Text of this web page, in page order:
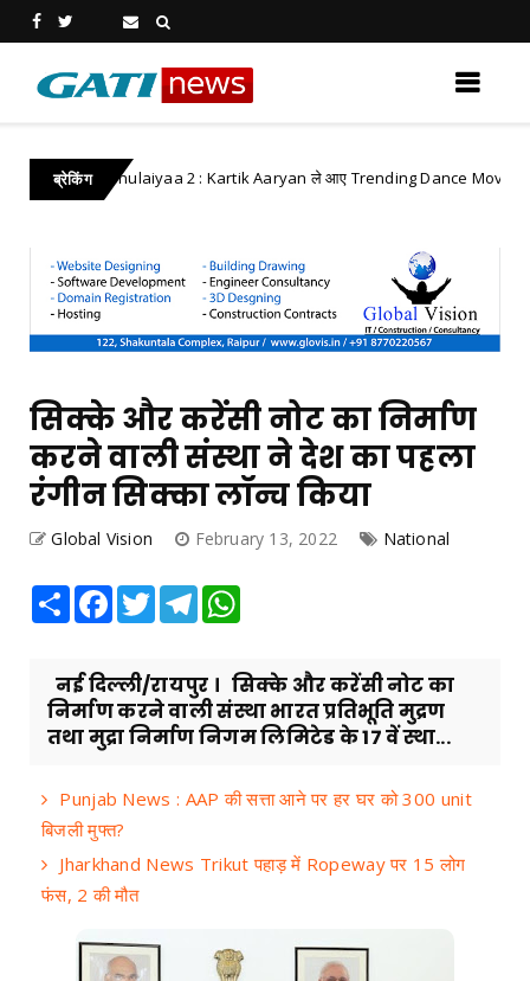
ब्रेकिंग
Bhool Bhulaiyaa 2 : Kartik Aaryan ले आए Trending Dance Move
सिक्के और करेंसी नोट का निर्माण
करने वाली संस्था ने देश का पहला
रंगीन सिक्का लॉन्च किया
Global Vision February 13, 2022 National
Share Facebook
TwitterTelegram
नई दिल्ली/रायपुर । सिक्के और करेंसी नोट का
निर्माण करने वाली संस्था भारत प्रतिभूति मुद्रण
तथा मुद्रा निर्माण निगम लिमिटेड के 17 वें स्था...
Punjab News : AAP की सत्ता आने पर हर घर को 300 unit
बिजली मुफ्त?
Jharkhand News Trikut पहाड़ में Ropeway पर 15 लोग
फंस, 2 की मौत